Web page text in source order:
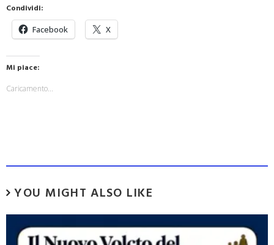
Condividi:
Facebook X
Mi piace:
Caricamento...
YOU MIGHT ALSO LIKE